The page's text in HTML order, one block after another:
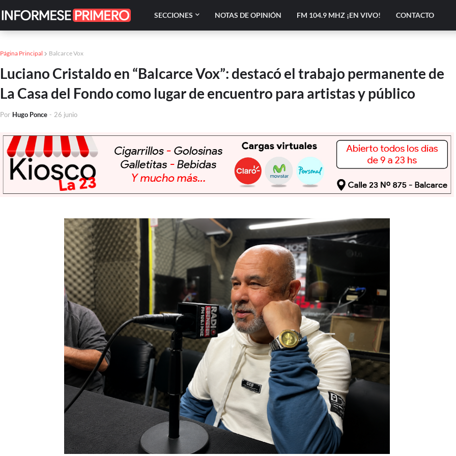
SECCIONES NOTAS DE OPINIÓN FM 104.9 MHZ ¡EN VIVO! CONTACTO
Página Principal Balcarce Vox
Luciano Cristaldo en “Balcarce Vox”: destacó el trabajo permanente de
La Casa del Fondo como lugar de encuentro para artistas y público
Por Hugo Ponce - 26 junio